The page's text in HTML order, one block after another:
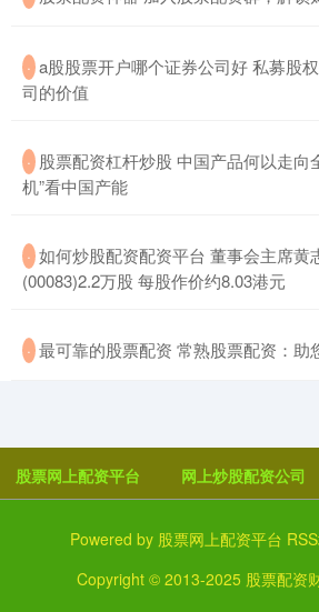
· ​a股股票开户哪个证券公司好 私募股
司的价值
· 股票配资杠杆炒股 中国产品何以走向
机”看中国产能
· 如何炒股配资配资平台 董事会主席黄
(00083)2.2万股 每股作价约8.03港元
· 最可靠的股票配资 常熟股票配资：助
股票网上配资平台 网上炒股配资公司
Powered by 股票网上配资平台
Copyright © 2013-2025 股票配资